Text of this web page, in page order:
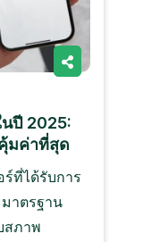
ปี 2025:
มค่าที่สุด
ร์ที่ได้รับการ
าตรฐาน
สภาพ